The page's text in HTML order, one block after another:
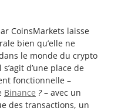
CoinsMarkets laisse
bien qu’elle ne
le monde du crypto
s’agit d’une place de
fonctionnelle –
Binance ?– avec un
des transactions, un